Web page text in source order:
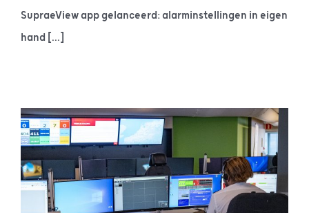
SupraeView app gelanceerd: alarminstellingen in eigen
hand [...]